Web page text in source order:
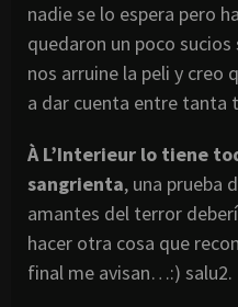
nadie se lo espera pero
quedaron un poco
nos arruine la peli y creo
a dar cuenta entre tanta
À L’Interieur lo tiene
sangrienta, una prueba
amantes del terror
hacer otra cosa que
final me avisan…:) salu2.